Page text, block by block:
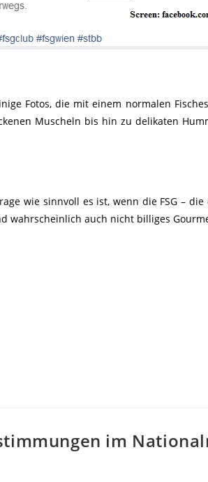
Fotos, die mit einem normalen
Muscheln bis hin zu delikaten
wie sinnvoll es ist, wenn die FSG –
wahrscheinlich auch nicht billiges
im